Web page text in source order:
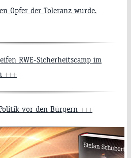
Opfer der Toleranz wurde.
RWE-Sicherheitscamp im
+++
vor den Bürgern +++